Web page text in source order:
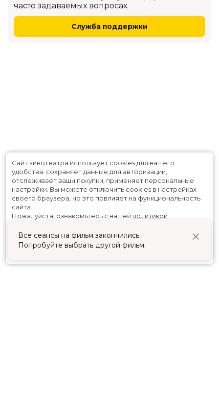
часто задаваемых вопросах.
Служба поддержки
Все сеансы на фильм закончились.
Попробуйте выбрать другой фильм.
Сайт кинотеатра использует cookies для вашего
удобства: сохраняет данные для авторизации,
отслеживает ваши покупки, применяет персональные
настройки. Вы можете отключить cookies в настройках
своего браузера, но это повлияет на функциональность
сайта.
Пожалуйста, ознакомьтесь с нашей политикой
Принять